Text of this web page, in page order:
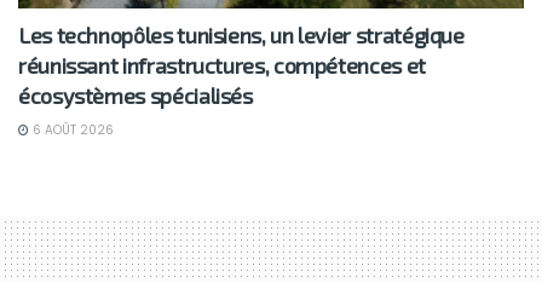
Les technopôles tunisiens, un levier stratégique
réunissant infrastructures, compétences et
écosystèmes spécialisés
6 AOÛT 2026